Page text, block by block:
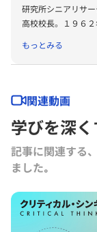
研究所シニアリサ
高校校長。１９６
士。理化学研究所
科学。「クオリア
賞。２００９年、
学芸賞を受賞。
語で出版される。
もっとみる
関連動画
学びを深く
記事に関連する
ました｡